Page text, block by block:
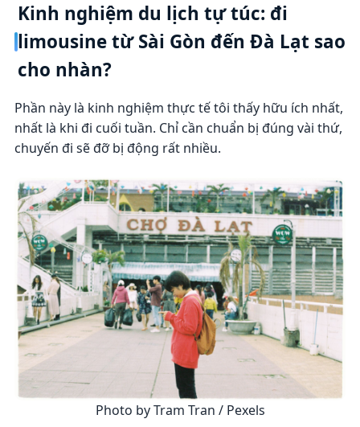
Kinh nghiệm du lịch tự túc: đi
limousine từ Sài Gòn đến Đà Lạt sao
cho nhàn?
Phần này là kinh nghiệm thực tế tôi thấy hữu ích nhất,
nhất là khi đi cuối tuần. Chỉ cần chuẩn bị đúng vài thứ,
chuyến đi sẽ đỡ bị động rất nhiều.
Photo by Tram Tran / Pexels